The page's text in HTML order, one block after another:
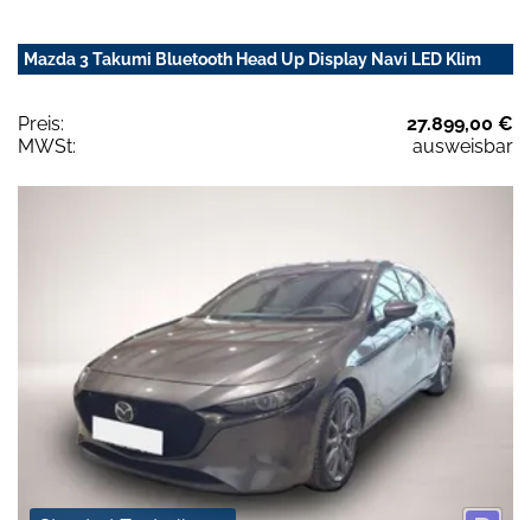
Mazda 3 Takumi Bluetooth Head Up Display Navi LED Klim
Preis:
27.899,00 €
MWSt:
ausweisbar